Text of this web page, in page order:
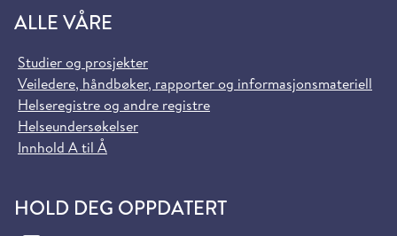
ALLE VÅRE
Studier og prosjekter
Veiledere, håndbøker, rapporter og informasjonsmateriell
Helseregistre og andre registre
Helseundersøkelser
Innhold A til Å
HOLD DEG OPPDATERT